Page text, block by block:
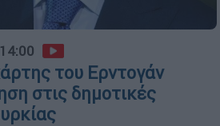
του Ερντογάν
στις δημοτικές